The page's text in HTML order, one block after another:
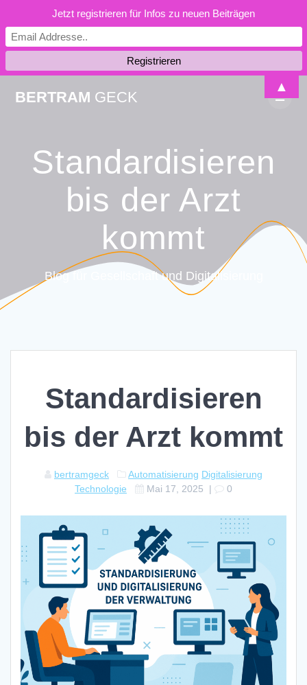
BERTRAM GECK
Standardisieren
bis der Arzt
kommt
Blog für Gesellschaft und Digitalisierung
Standardisieren
bis der Arzt kommt
bertramgeck Automatisierung Digitalisierung
Technologie
Mai 17, 2025 | 0
Jetzt registrieren für Infos zu neuen Beiträgen
▲